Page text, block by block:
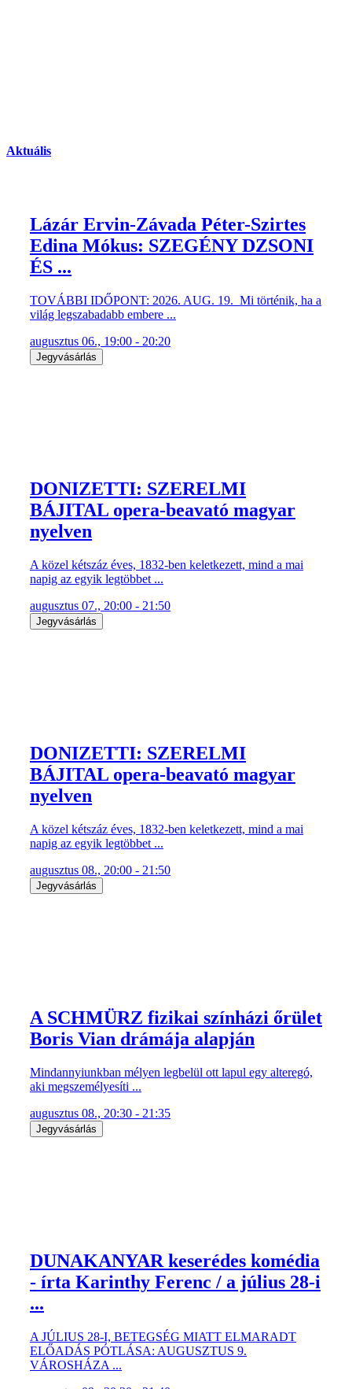
Aktuális
Lázár Ervin-Závada Péter-Szirtes
Edina Mókus: SZEGÉNY DZSONI
ÉS ...
TOVÁBBI IDŐPONT: 2026. AUG. 19. Mi történik, ha a
világ legszabadabb embere ...
augusztus 06., 19:00 - 20:20
Jegyvásárlás
DONIZETTI: SZERELMI
BÁJITAL opera-beavató magyar
nyelven
A közel kétszáz éves, 1832-ben keletkezett, mind a mai
napig az egyik legtöbbet ...
augusztus 07., 20:00 - 21:50
Jegyvásárlás
DONIZETTI: SZERELMI
BÁJITAL opera-beavató magyar
nyelven
A közel kétszáz éves, 1832-ben keletkezett, mind a mai
napig az egyik legtöbbet ...
augusztus 08., 20:00 - 21:50
Jegyvásárlás
A SCHMÜRZ fizikai színházi őrület
Boris Vian drámája alapján
Mindannyiunkban mélyen legbelül ott lapul egy alteregó,
aki megszemélyesíti ...
augusztus 08., 20:30 - 21:35
Jegyvásárlás
DUNAKANYAR keserédes komédia
- írta Karinthy Ferenc / a július 28-i
...
A JÚLIUS 28-I, BETEGSÉG MIATT ELMARADT
ELŐADÁS PÓTLÁSA: AUGUSZTUS 9.
VÁROSHÁZA ...